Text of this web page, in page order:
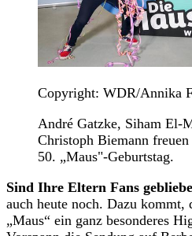
Copyright: WDR/Annika
André Gatzke, Siham El-
Christoph Biemann
50. „Maus"-Geburtstag.
Sind Ihre Eltern Fans
auch heute noch. Dazu kommt,
„Maus“ ein ganz besonderes